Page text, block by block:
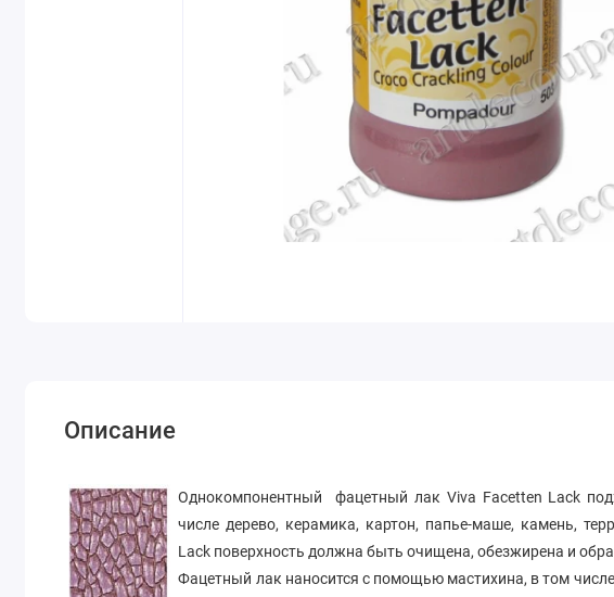
Описание
Однокомпонентный фацетный лак Viva Facetten Lack
числе дерево, керамика, картон, папье-маше, камень,
Lack поверхность должна быть очищена, обезжирена и
Фацетный лак наносится с помощью мастихина, в том